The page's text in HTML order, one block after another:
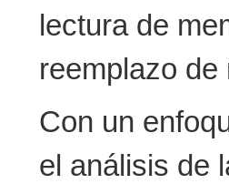
lectura de
reemplazo de
Con un
el análisis de